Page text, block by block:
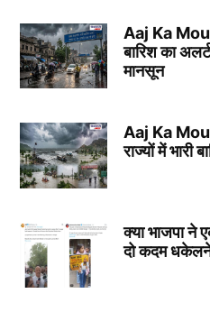
Aaj Ka
बारिश का
मानसून
Aaj Ka
राज्यों में
क्या भाजपा
दो कदम धकेलने